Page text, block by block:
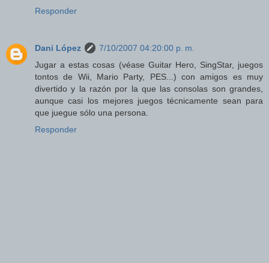
Responder
Dani López
7/10/2007 04:20:00 p. m.
Jugar a estas cosas (véase Guitar Hero, SingStar, juegos
tontos de Wii, Mario Party, PES...) con amigos es muy
divertido y la razón por la que las consolas son grandes,
aunque casi los mejores juegos técnicamente sean para
que juegue sólo una persona.
Responder